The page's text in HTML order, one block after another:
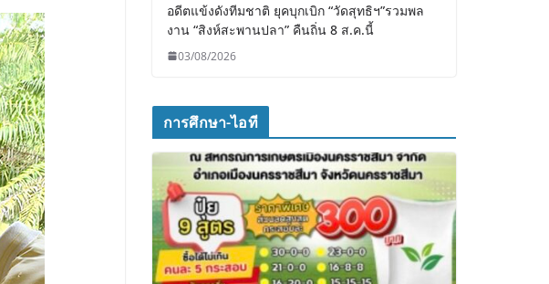
อดีตแข้งดังทีมชาติ ยุคบุกเบิก “วัดสุทธิฯ”รวมพล
งาน “สิงห์สะพานปลา” คืนถิ่น 8 ส.ค.นี้
03/08/2026
การศึกษา-ไอที